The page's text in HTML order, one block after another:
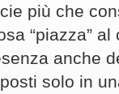
più che
“piazza”
anche
solo in